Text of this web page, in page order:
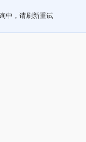
中，请刷新重试